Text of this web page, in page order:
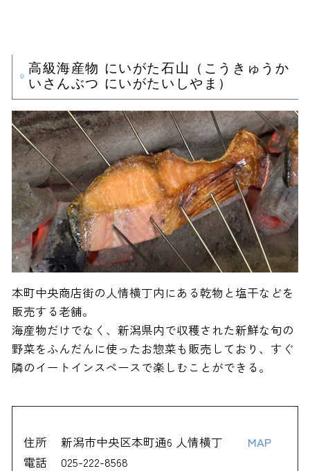
高級海産物 にいがた石山（こうきゅうか
いさんぶつ にいがたいしやま）
本町中央商店街の人情横丁内にある乾物と塩干などを
販売する老舗。
海産物だけでなく、新潟県内で収穫された新鮮な旬の
野菜をふんだんに使ったお惣菜も販売しており、すぐ
隣のイートインスペースで楽しむことができる。
住所 新潟市中央区本町通6 人情横丁
MAP
電話
025-222-8568